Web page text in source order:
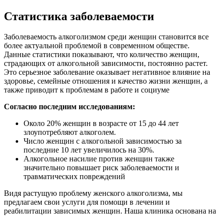
Статистика заболеваемости
Заболеваемость алкоголизмом среди женщин становится все
более актуальной проблемой в современном обществе.
Данные статистики показывают, что количество женщин,
страдающих от алкогольной зависимости, постоянно растет.
Это серьезное заболевание оказывает негативное влияние на
здоровье, семейные отношения и качество жизни женщин, а
также приводит к проблемам в работе и социуме
Согласно последним исследованиям:
Около 20% женщин в возрасте от 15 до 44 лет
злоупотребляют алкоголем.
Число женщин с алкогольной зависимостью за
последние 10 лет увеличилось на 30%.
Алкогольное насилие против женщин также
значительно повышает риск заболеваемости и
травматических повреждений
Видя растущую проблему женского алкоголизма, мы
предлагаем свои услуги для помощи в лечении и
реабилитации зависимых женщин. Наша клиника основана на